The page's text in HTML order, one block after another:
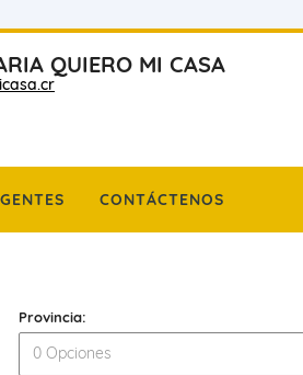
QUIERO MI CASA
CONTÁCTENOS
Provincia:
0 Opciones